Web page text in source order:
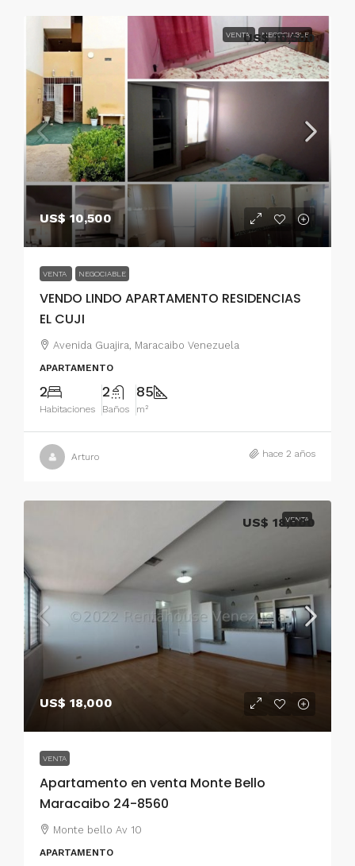
VENTA NEGOCIABLE
US$ 10,500
VENTA NEGOCIABLE
VENDO LINDO APARTAMENTO RESIDENCIAS
EL CUJI
US$ 10,500
Avenida Guajira, Maracaibo Venezuela
APARTAMENTO
2
Habitaciones
2
Baños
85
m²
Arturo hace 2 años
VENTA
US$ 18,000
VENTA
Apartamento en venta Monte Bello
Maracaibo 24-8560
US$ 18,000
Monte bello Av 10
APARTAMENTO